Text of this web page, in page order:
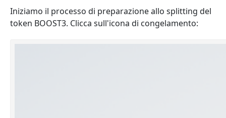
Iniziamo il processo di preparazione allo splitting del
token BOOST3. Clicca sull'icona di congelamento: